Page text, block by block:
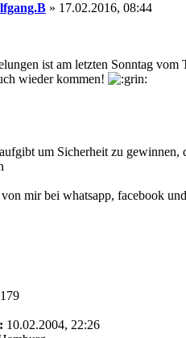
» 17.02.2016, 08:44
ist am letzten Sonntag
wieder kommen!
um Sicherheit zu gewinnen,
mir bei whatsapp, facebook
10.02.2004, 22:26